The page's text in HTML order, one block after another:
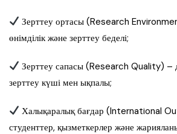
Зерттеу ортасы (Research
өнімділік және зерттеу беделі;
Зерттеу сапасы (Research Quality) –
зерттеу күші мен ықпалы;
Халықаралық бағдар (International
студенттер, қызметкерлер және